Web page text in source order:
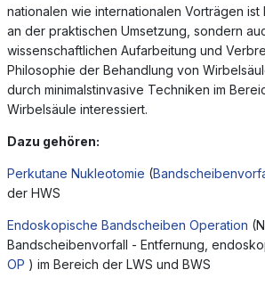
nationalen wie internationalen Vorträgen ist
an der praktischen Umsetzung, sondern
wissenschaftlichen Aufarbeitung und
Philosophie der Behandlung von
durch minimalstinvasive Techniken im
Wirbelsäule interessiert.
Dazu gehören:
Perkutane Nukleotomie (
der HWS
Endoskopische Bandscheiben Operation
Bandscheibenvorfall - Entfernung,
OP ) im Bereich der LWS und BWS